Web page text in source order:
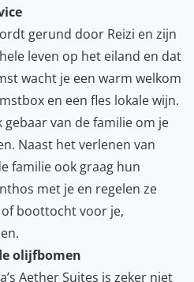
gerund door Reizi en zijn
leven op het eiland en dat
wacht je een warm welkom
en een fles lokale wijn.
van de familie om je
Naast het verlenen van
familie ook graag hun
met je en regelen ze
boottocht voor je,
olijfbomen
Aether Suites is zeker niet